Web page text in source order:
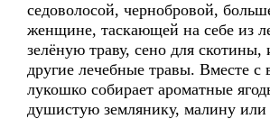
седоволосой, чернобровой,
женщине, таскающей на себе из
зелёную траву, сено для скотины,
другие лечебные травы. Вместе с
лукошко собирает ароматные
душистую землянику, малину или